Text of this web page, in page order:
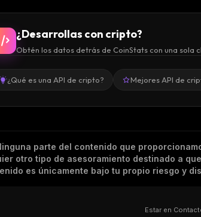
¿Desarrollas con cripto?
Obtén los datos detrás de CoinStats con una sola
¿Qué es una API de cripto? Mejores API de
parte del contenido que
otro tipo de asesoramiento destinado a
es únicamente bajo tu propio riesgo y
Estar en